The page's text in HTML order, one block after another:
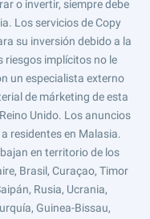
o invertir, siempre debe
Los servicios de Copy
su inversión debido a la
riesgos implícitos no le
un especialista externo
de márketing de esta
Unido. Los anuncios
residentes en Malasia.
en territorio de los
Brasil, Curaçao, Timor
Rusia, Ucrania,
Guinea-Bissau,